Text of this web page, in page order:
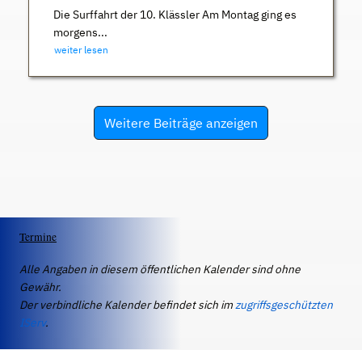
Die Surffahrt der 10. Klässler Am Montag ging es
morgens...
weiter lesen
Weitere Beiträge anzeigen
Termine
Alle Angaben in diesem öffentlichen Kalender sind ohne
Gewähr.
Der verbindliche Kalender befindet sich imzugriffsgeschützten
IServ.